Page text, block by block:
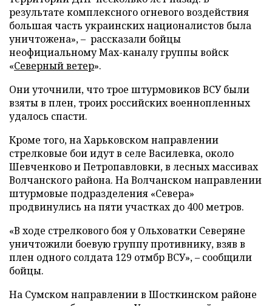
результате комплексного огневого воздействия
большая часть украинских националистов была
уничтожена», – рассказали бойцы
неофициальному Max-каналу группы войск
«Северный ветер».
Они уточнили, что трое штурмовиков ВСУ были
взяты в плен, троих российских военнопленных
удалось спасти.
Кроме того, на Харьковском направлении
стрелковые бои идут в селе Василевка, около
Шевченково и Петропавловки, в лесных массивах
Волчанского района. На Волчанском направлении
штурмовые подразделения «Севера»
продвинулись на пяти участках до 400 метров.
«В ходе стрелкового боя у Ольховатки Северяне
уничтожили боевую группу противнику, взяв в
плен одного солдата 129 отмбр ВСУ», – сообщили
бойцы.
На Сумском направлении в Шосткинском районе